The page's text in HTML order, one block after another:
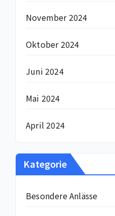
November 2024
Oktober 2024
Juni 2024
Mai 2024
April 2024
Kategorie
Besondere Anlässe